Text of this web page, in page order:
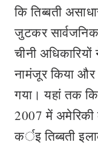
कि तिब्बती
जुटकर
चीनी
नामंजूर किया और
गया। यहां तक कि
2007 में
कर्इ तिब्बती